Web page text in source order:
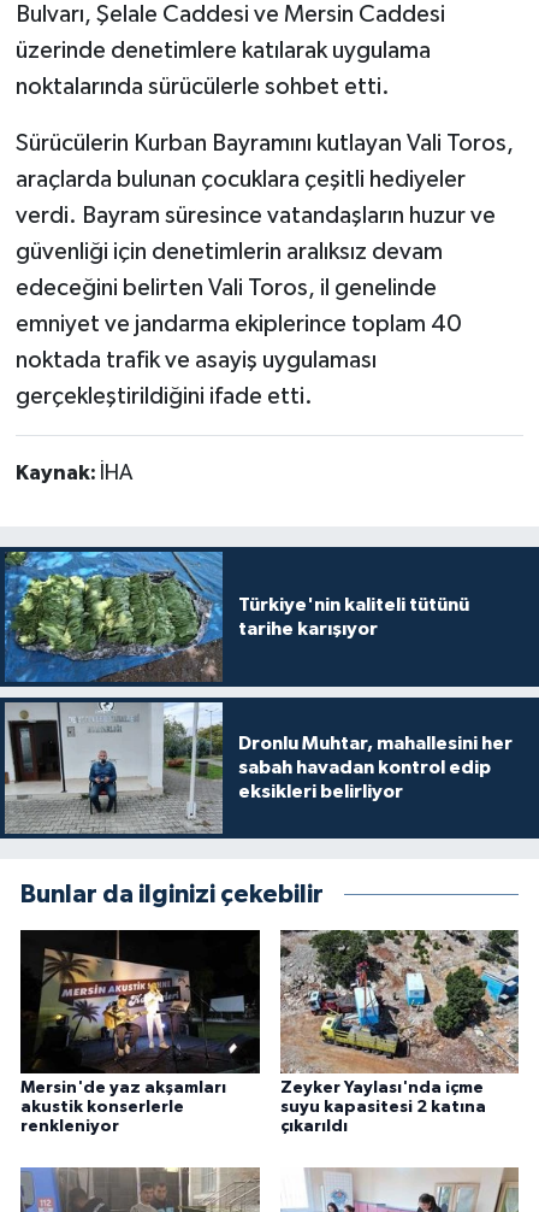
Bulvarı, Şelale Caddesi ve Mersin Caddesi
üzerinde denetimlere katılarak uygulama
noktalarında sürücülerle sohbet etti.
Sürücülerin Kurban Bayramını kutlayan Vali Toros,
araçlarda bulunan çocuklara çeşitli hediyeler
verdi. Bayram süresince vatandaşların huzur ve
güvenliği için denetimlerin aralıksız devam
edeceğini belirten Vali Toros, il genelinde
emniyet ve jandarma ekiplerince toplam 40
noktada trafik ve asayiş uygulaması
gerçekleştirildiğini ifade etti.
Kaynak: İHA
Türkiye'nin kaliteli tütünü
tarihe karışıyor
Dronlu Muhtar, mahallesini her
sabah havadan kontrol edip
eksikleri belirliyor
Bunlar da ilginizi çekebilir
Mersin'de yaz akşamları
akustik konserlerle
renkleniyor
Zeyker Yaylası'nda içme
suyu kapasitesi 2 katına
çıkarıldı